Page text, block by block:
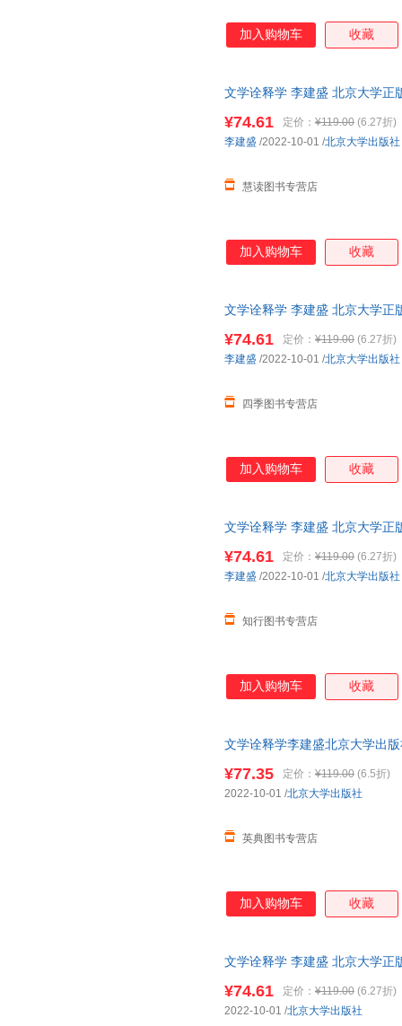
加入购物车 收藏
文学诠释学 李建盛 北京大学正
¥74.61 定价： ¥119.00 (6.27折)
慧读图书专营店
李建盛 /2022-10-01 /北京大学出版社
加入购物车 收藏
文学诠释学 李建盛 北京大学正
¥74.61 定价： ¥119.00 (6.27折)
四季图书专营店
李建盛 /2022-10-01 /北京大学出版社
加入购物车 收藏
文学诠释学 李建盛 北京大学正
¥74.61 定价： ¥119.00 (6.27折)
知行图书专营店
李建盛 /2022-10-01 /北京大学出版社
加入购物车 收藏
文学诠释学李建盛北京大学出版
¥77.35 定价： ¥119.00 (6.5折)
英典图书专营店
2022-10-01 /北京大学出版社
加入购物车 收藏
文学诠释学 李建盛 北京大学正
¥74.61 定价： ¥119.00 (6.27折)
2022-10-01 /北京大学出版社